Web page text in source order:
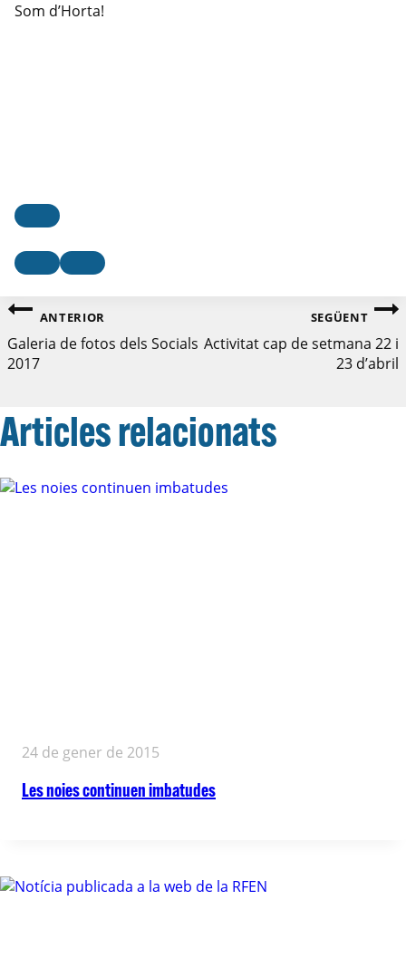
Som d’Horta!
ANTERIOR
Galeria de fotos dels Socials
2017
SEGÜENT
Activitat cap de setmana 22 i
23 d’abril
Articles relacionats
24 de gener de 2015
Les noies continuen imbatudes